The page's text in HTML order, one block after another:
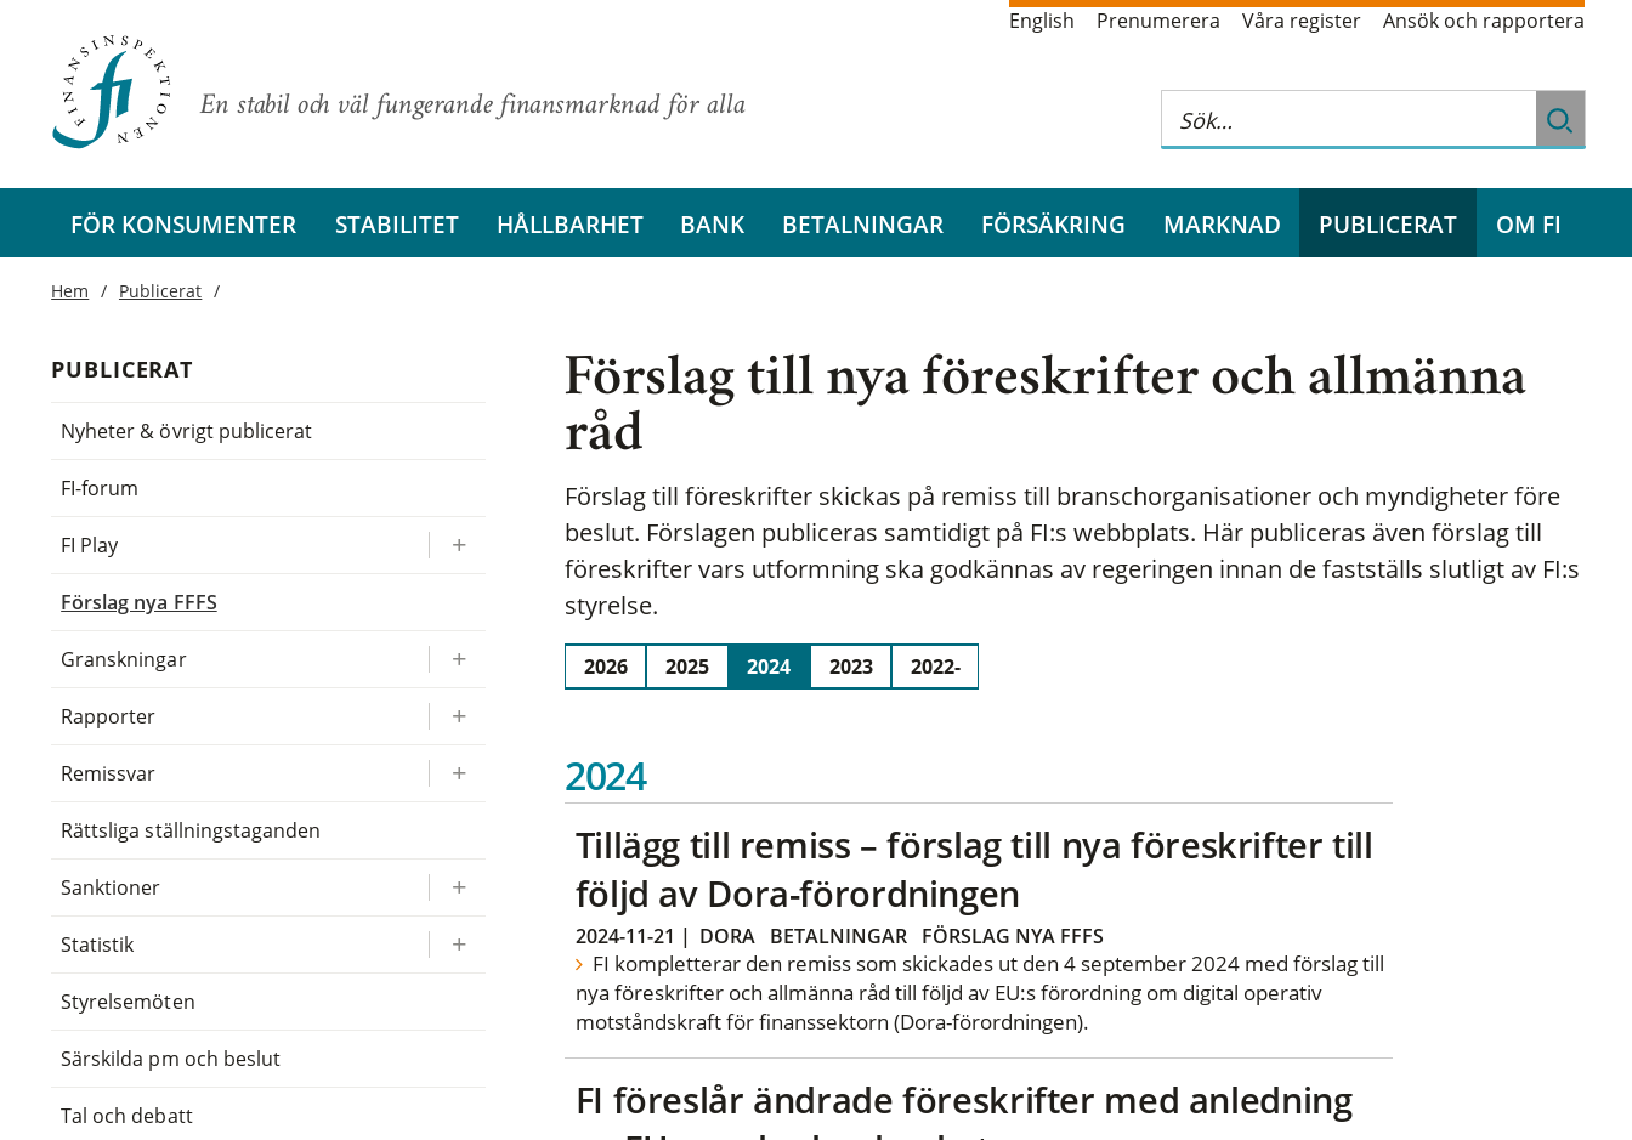
En stabil och väl fungerande finansmarknad för alla
English Prenumerera Våra register Ansök och rapportera
FÖR KONSUMENTER STABILITET HÅLLBARHET BANK BETALNINGAR FÖRSÄKRING MARKNAD PUBLICERAT OM FI
Förslag till nya föreskrifter och allmänna
råd
Förslag till föreskrifter skickas på remiss till branschorganisationer och myndigheter före
beslut. Förslagen publiceras samtidigt på FI:s webbplats. Här publiceras även förslag till
föreskrifter vars utformning ska godkännas av regeringen innan de fastställs slutligt av FI:s
styrelse.
2026 2025 2024 2023 2022-
2024
Tillägg till remiss – förslag till nya föreskrifter till
följd av Dora-förordningen
2024-11-21 | DORA BETALNINGAR FÖRSLAG NYA FFFS
FI kompletterar den remiss som skickades ut den 4 september 2024 med förslag till
nya föreskrifter och allmänna råd till följd av EU:s förordning om digital operativ
motståndskraft för finanssektorn (Dora-förordningen).
FI föreslår ändrade föreskrifter med anledning
Hem Publicerat
PUBLICERAT
Nyheter & övrigt publicerat
FI-forum
FI Play
Förslag nya FFFS
Granskningar
Rapporter
Remissvar
Rättsliga ställningstaganden
Sanktioner
Statistik
Styrelsemöten
Särskilda pm och beslut
Tal och debatt